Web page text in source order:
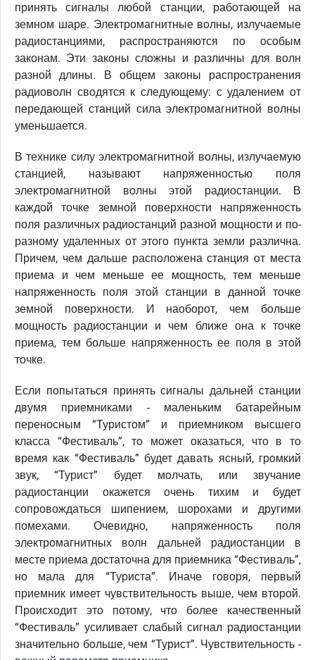
принять сигналы любой станции, работающей на
земном шаре. Электромагнитные волны, излучаемые
радиостанциями, распространяются по особым
законам. Эти законы сложны и различны для волн
разной длины. В общем законы распространения
радиоволн сводятся к следующему: с удалением от
передающей станций сила электромагнитной волны
уменьшается.
В технике силу электромагнитной волны, излучаемую
станцией, называют напряженностью поля
электромагнитной волны этой радиостанции. В
каждой точке земной поверхности напряженность
поля различных радиостанций разной мощности и по-
разному удаленных от этого пункта земли различна.
Причем, чем дальше расположена станция от места
приема и чем меньше ее мощность, тем меньше
напряженность поля этой станции в данной точке
земной поверхности. И наоборот, чем больше
мощность радиостанции и чем ближе она к точке
приема, тем больше напряженность ее поля в этой
точке.
Если попытаться принять сигналы дальней станции
двумя приемниками - маленьким батарейным
переносным “Туристом” и приемником высшего
класса “Фестиваль”, то может оказаться, что в то
время как “Фестиваль” будет давать ясный, громкий
звук, “Турист” будет молчать, или звучание
радиостанции окажется очень тихим и будет
сопровождаться шипением, шорохами и другими
помехами. Очевидно, напряженность поля
электромагнитных волн дальней радиостанции в
месте приема достаточна для приемника “Фестиваль”,
но мала для “Туриста”. Иначе говоря, первый
приемник имеет чувствительность выше, чем второй.
Происходит это потому, что более качественный
“Фестиваль” усиливает слабый сигнал радиостанции
значительно больше, чем “Турист”. Чувствительность -